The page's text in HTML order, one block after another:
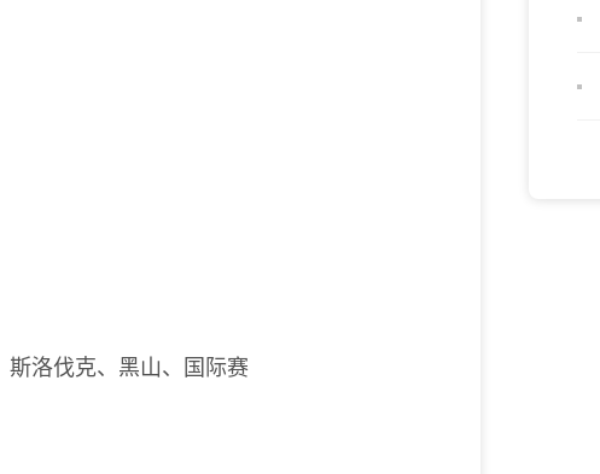
斯洛伐克、黑山、国际赛